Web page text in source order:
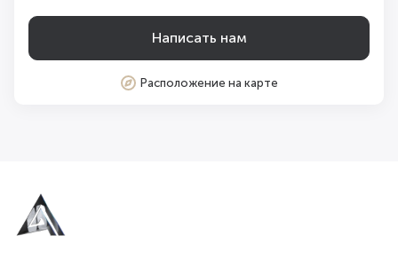
82-ФЗ "Об общественных объединениях",
нормативными правовыми актами Российской
Федерации, законами и иными нормативными
Федерации.
Написать нам
Расположение на карте